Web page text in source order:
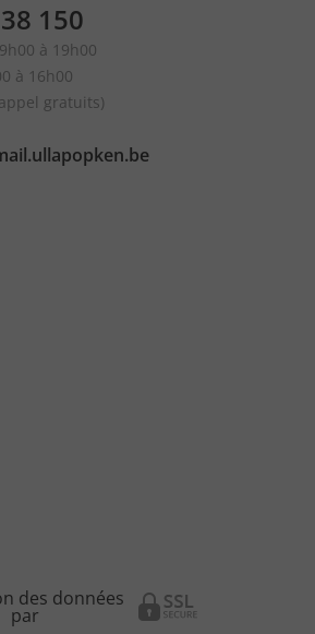
150
à 19h00
à 16h00
gratuits)
des données
par